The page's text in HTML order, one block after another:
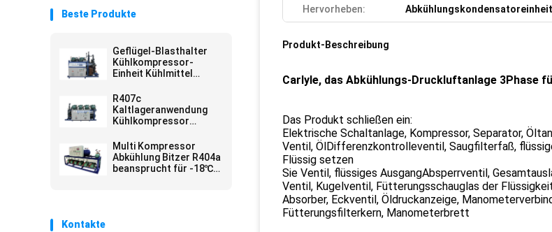
Beste Produkte
Geflügel-Blasthalter
Kühlkompressor-
Einheit Kühlmittel
R407c
Kaltlageranwendung
Kühlkompressor
Vorkühlung von
Früchten
Multi Kompressor
Abkühlung Bitzer R404a
beansprucht für -18℃
Kontakte
Hervorheben: Abkühlungskondensatoreinheit
Produkt-Beschreibung
Carlyle, das Abkühlungs-Druckluftanlage 3Phase
Das Produkt schließen ein:
Elektrische Schaltanlage, Kompressor, Separator,
Ventil, ÖlDifferenzkontrolleventil, Saugfilterfaß,
Flüssig setzen
Sie Ventil, flüssiges AusgangAbsperrventil,
Ventil, Kugelventil, Fütterungsschauglas der
Absorber, Eckventil, Öldruckanzeige,
Fütterungsfilterkern, Manometerbrett